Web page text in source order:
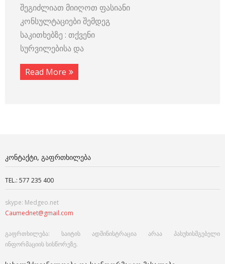
შეგიძლიათ მიიღოთ ფასიანი
კონსულტაციები შემდეგ
საკითხებზე : თქვენი
სურვილებისა და
Read More
ᲙᲝᲜᲢᲐᲥᲢᲘ, ᲒᲐᲤᲠᲗᲮᲘᲚᲔᲑᲐ
TEL.: 577 235 400
skype: Medgeo.net
Caumednet@gmail.com
გაფრთხილება: საიტის ადმინისტრაცია არაა პასუხისმგებელი
ინფორმაციის სისწორეზე.